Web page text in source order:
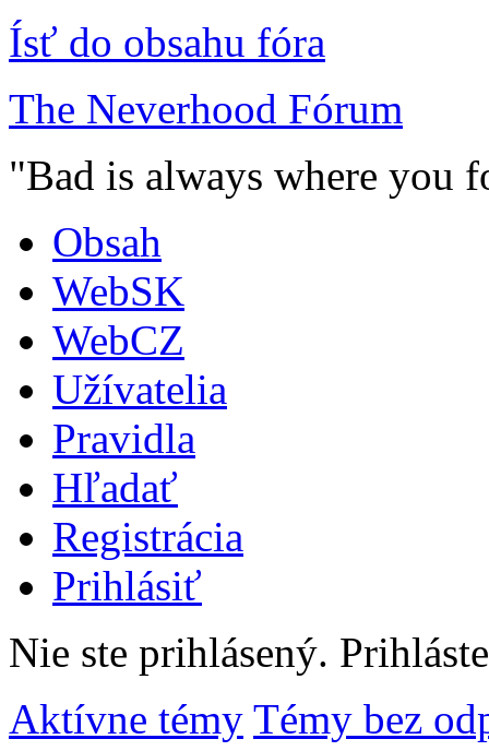
Ísť do obsahu fóra
The Neverhood Fórum
"Bad is always where you
Obsah
WebSK
WebCZ
Užívatelia
Pravidla
Hľadať
Registrácia
Prihlásiť
Nie ste prihlásený.
Aktívne témy Témy bez